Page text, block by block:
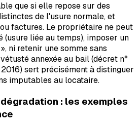
que si elle repose sur des
de l'usure normale, et
factures. Le propriétaire ne peut
liée au temps), imposer un
ni retenir une somme sans
annexée au bail (décret n°
sert précisément à distinguer
imputables au locataire.
: les exemples